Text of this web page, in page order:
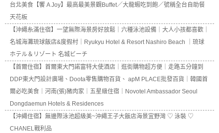
台北美食【饗 A Joy】最高最美景觀Buffet／大龍蝦吃到飽／號稱全台自助餐
天花板
【沖繩糸滿住宿】一望無際海景房好放鬆｜六種泳池設備｜大人小孩都喜歡｜
名城海灘琉球飯店&度假村｜Ryukyu Hotel & Resort Nashiro Beach ｜琉球
ホテル＆リゾート 名城ビーチ
【首爾住宿】首爾東大門諾富特大使酒店｜逛街購物超方便｜走路五分鐘到
DDP東大門設計廣場、Doota零售購物百貨、 apM PLACE批發百貨｜韓國首
爾必吃美食｜河南(張)豬肉家｜五星級住宿｜Novotel Ambassador Seoul
Dongdaemun Hotels & Residences
【沖繩住宿】無邊際泳池超級美~沖繩王子大飯店海景宜野灣 ♡ 泳裝 ♡
CHANEL戰利品